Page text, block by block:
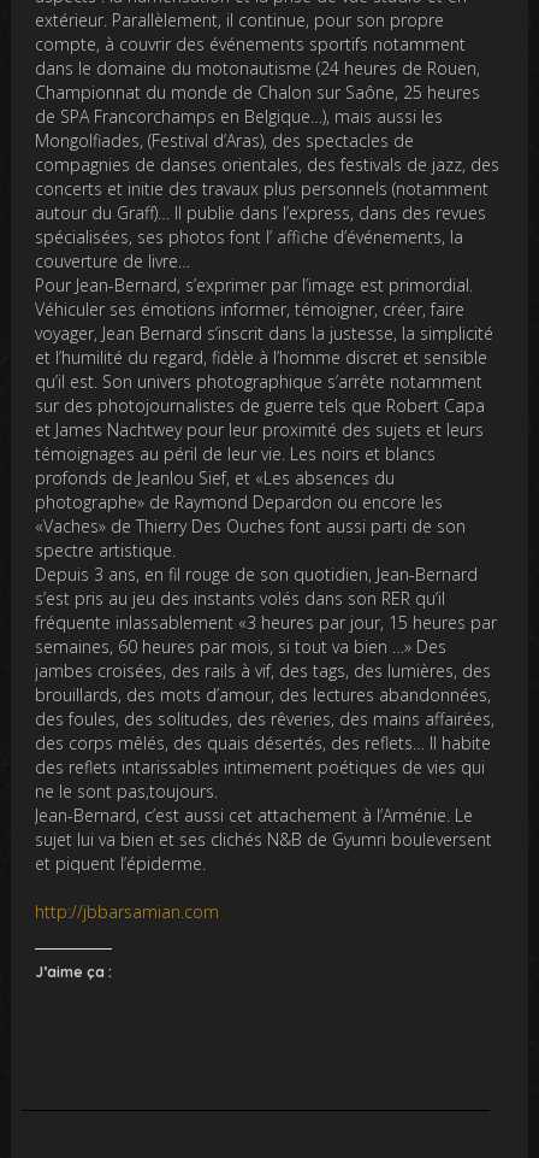
extérieur. Parallèlement, il continue, pour son propre
compte, à couvrir des événements sportifs notamment
dans le domaine du motonautisme (24 heures de Rouen,
Championnat du monde de Chalon sur Saône, 25 heures
de SPA Francorchamps en Belgique…), mais aussi les
Mongolfiades, (Festival d’Aras), des spectacles de
compagnies de danses orientales, des festivals de jazz, des
concerts et initie des travaux plus personnels (notamment
autour du Graff)… Il publie dans l’express, dans des revues
spécialisées, ses photos font l’ affiche d’événements, la
couverture de livre…
Pour Jean-Bernard, s’exprimer par l’image est primordial.
Véhiculer ses émotions informer, témoigner, créer, faire
voyager, Jean Bernard s’inscrit dans la justesse, la simplicité
et l’humilité du regard, fidèle à l’homme discret et sensible
qu’il est. Son univers photographique s’arrête notamment
sur des photojournalistes de guerre tels que Robert Capa
et James Nachtwey pour leur proximité des sujets et leurs
témoignages au péril de leur vie. Les noirs et blancs
profonds de Jeanlou Sief, et «Les absences du
photographe» de Raymond Depardon ou encore les
«Vaches» de Thierry Des Ouches font aussi parti de son
spectre artistique.
Depuis 3 ans, en fil rouge de son quotidien, Jean-Bernard
s’est pris au jeu des instants volés dans son RER qu’il
fréquente inlassablement «3 heures par jour, 15 heures par
semaines, 60 heures par mois, si tout va bien …» Des
jambes croisées, des rails à vif, des tags, des lumières, des
brouillards, des mots d’amour, des lectures abandonnées,
des foules, des solitudes, des rêveries, des mains affairées,
des corps mêlés, des quais désertés, des reflets… Il habite
des reflets intarissables intimement poétiques de vies qui
ne le sont pas,toujours.
Jean-Bernard, c’est aussi cet attachement à l’Arménie. Le
sujet lui va bien et ses clichés N&B de Gyumri bouleversent
et piquent l’épiderme.
http://jbbarsamian.com
J’aime ça :